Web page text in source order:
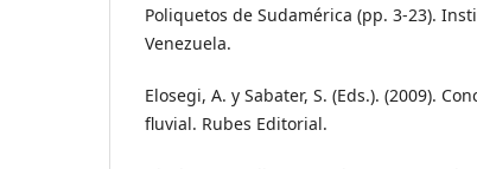
Poliquetos de Sudamérica (pp. 3-23).
Venezuela.
Elosegi, A. y Sabater, S. (Eds.). (2009).
fluvial. Rubes Editorial.